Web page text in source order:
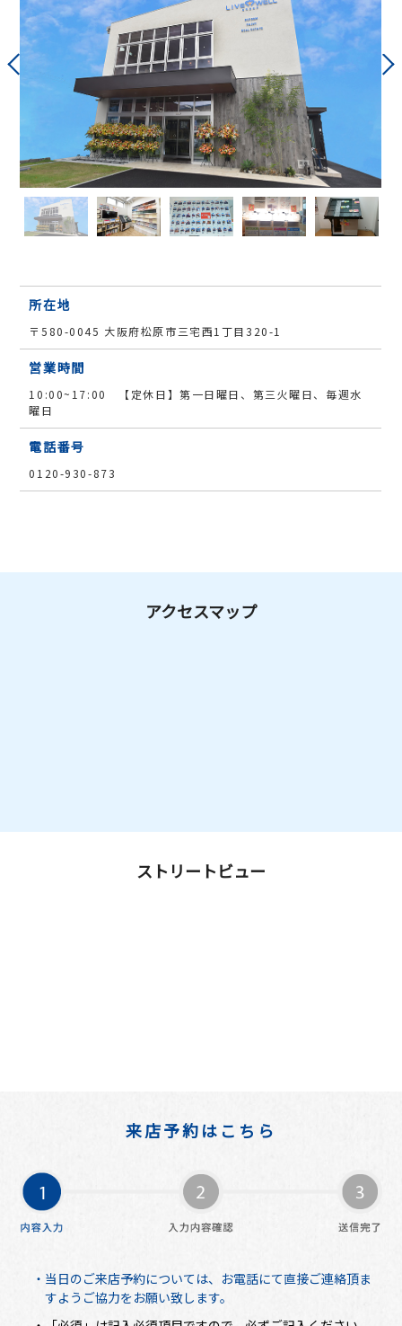
所在地
〒580-0045 大阪府松原市三宅西1丁目320-1
営業時間
10:00~17:00 【定休日】第一日曜日、第三火曜日、毎週水
曜日
電話番号
0120-930-873
アクセスマップ
ストリートビュー
来店予約はこちら
・当日のご来店予約については、お電話にて直接ご連絡頂ま
すようご協力をお願い致します。